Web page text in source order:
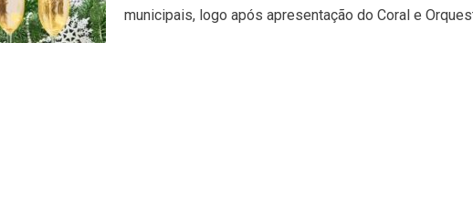
municipais, logo após apresentação do Coral e